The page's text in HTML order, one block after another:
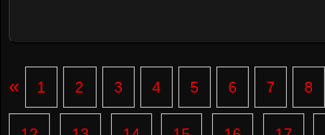
« 1 2 3 4 5 6 7 8